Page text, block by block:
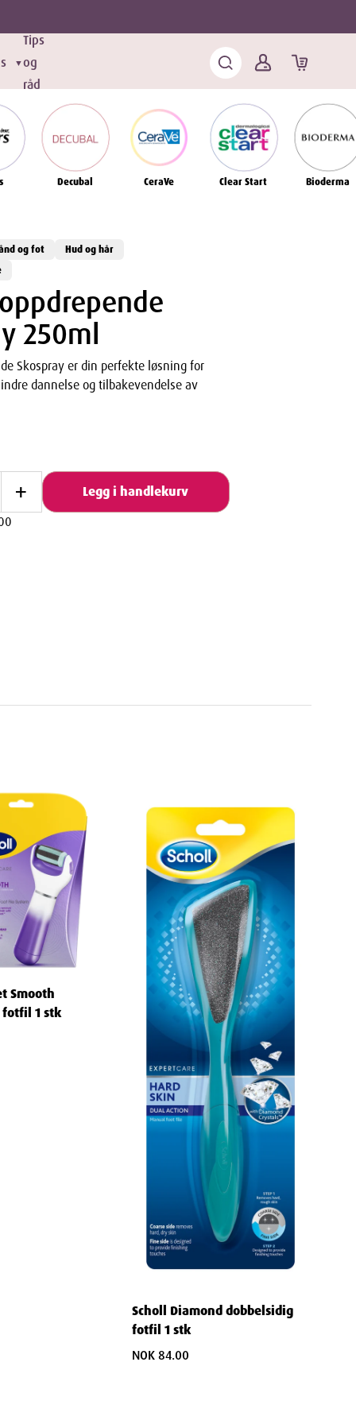
▼
Tips
og
råd
Decubal CeraVe Clear Start Bioderma
og fot
Hud og hår
250ml
Skospray er din perfekte løsning for
dannelse og tilbakevendelse av
+
Legg i handlekurv
Smooth
1 stk
Scholl Diamond dobbelsidig
fotfil 1 stk
NOK 84.00